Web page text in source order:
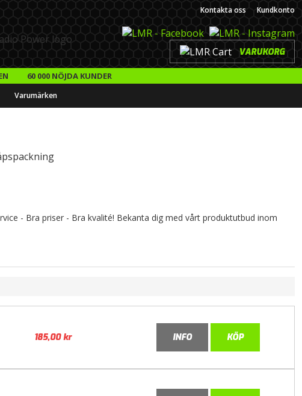
Kontakta oss Kundkonto
VARUKORG
60 000 NÖJDA KUNDER
Varumärken
- Bra priser - Bra kvalité! Bekanta dig med vårt produktutbud inom
185,00kr INFO KÖP